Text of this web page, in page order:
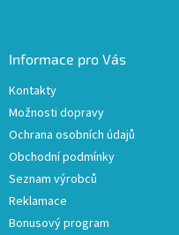
Informace pro Vás
Kontakty
Možnosti dopravy
Ochrana osobních údajů
Obchodní podmínky
Seznam výrobců
Reklamace
Bonusový program